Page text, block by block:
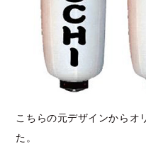
こちらの元デザインからオ
た。